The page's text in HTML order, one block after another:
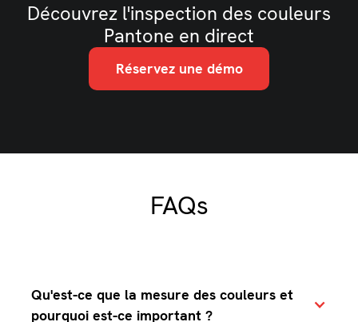
Découvrez l'inspection des couleurs
Pantone en direct
Réservez une démo
FAQs
Qu'est-ce que la mesure des couleurs et
pourquoi est-ce important ?